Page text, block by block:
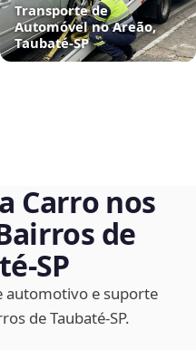
Transporte de
Automóvel no Areão,
Taubaté‑SP
Carro nos
de
automotivo e suporte
de Taubaté‑SP.